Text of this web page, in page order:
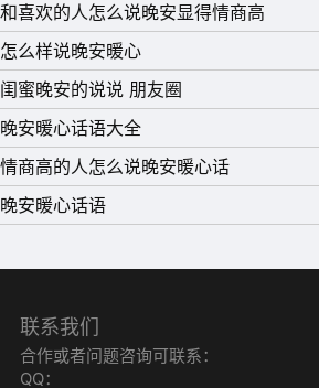
光;早晚有酸奶，一天能吃上苹果，有
逛逛公园，一年能陪爸妈几次;有工作
书看，有歌听;朋友偶尔奔过来聚一起
有这样，就很幸福了。晚安!
12、我曾是世界上最幸福的人，现在
不了自己的心。你离开以后，我并不
14、每个人都是独立的个体，都有属
不可能 成为别人，别人也不可能成为
和喜欢的人怎么说晚安显得情商高
怎么样说晚安暖心
闺蜜晚安的说说 朋友圈
晚安暖心话语大全
情商高的人怎么说晚安暖心话
晚安暖心话语
联系我们
合作或者问题咨询可联系：
QQ：